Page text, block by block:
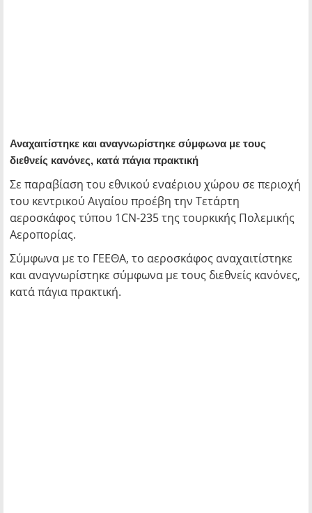
Αναχαιτίστηκε και αναγνωρίστηκε σύμφωνα με τους
διεθνείς κανόνες, κατά πάγια πρακτική
Σε παραβίαση του εθνικού εναέριου χώρου σε περιοχή
του κεντρικού Αιγαίου προέβη την Τετάρτη
αεροσκάφος τύπου 1CN-235 της τουρκικής Πολεμικής
Αεροπορίας.
Σύμφωνα με το ΓΕΕΘΑ, το αεροσκάφος αναχαιτίστηκε
και αναγνωρίστηκε σύμφωνα με τους διεθνείς κανόνες,
κατά πάγια πρακτική.